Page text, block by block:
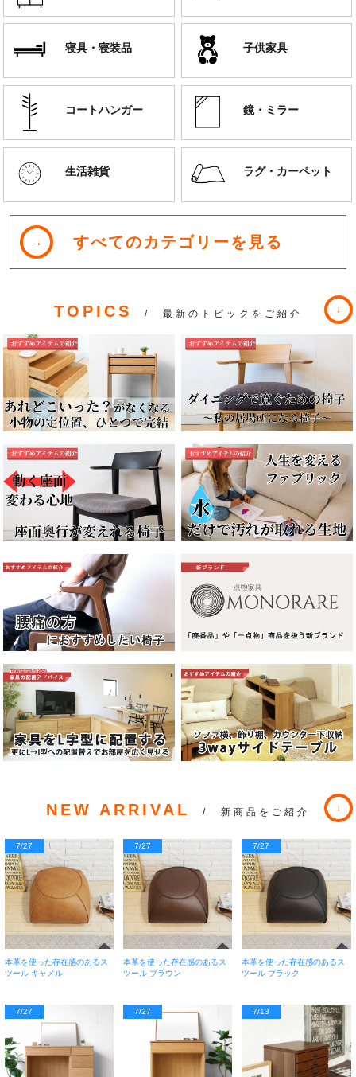
寝具・寝装品 子供家具
コートハンガー 鏡・ミラー
生活雑貨 ラグ・カーペット
すべてのカテゴリーを見る
TOPICS / 最新のトピックをご紹介
NEW ARRIVAL / 新商品をご紹介
7/27
本革を使った存在感のあるス
ツール キャメル
7/27
本革を使った存在感のあるス
ツール ブラウン
7/27
本革を使った存在感のあるス
ツール ブラック
7/27 7/27 7/13